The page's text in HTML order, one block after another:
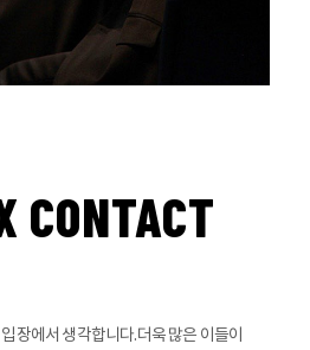
CONTACT
장에서 생각합니다.더욱 많은 이들이